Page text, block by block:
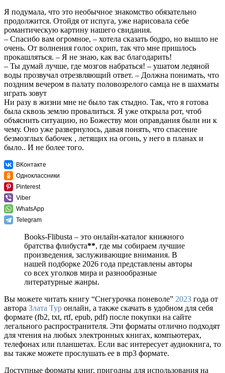
Я подумала, что это необычное знакомство обязательно
продолжится. Отойдя от испуга, уже нарисовала себе
романтическую картину нашего свидания.
– Спасибо вам огромное, – хотела сказать бодро, но вышло не
очень. От волнения голос охрип, так что мне пришлось
прокашляться. – Я не знаю, как вас благодарить!
– Ты думай лучше, где мозгов набраться! – ушатом ледяной
воды прозвучал отрезвляющий ответ. – Должна понимать, что
поздним вечером в палату половозрелого самца не в шахматы
играть зовут
Ни разу в жизни мне не было так стыдно. Так, что я готова
была сквозь землю провалиться. Я уже открыла рот, чтоб
объяснить ситуацию, но Божеству мои оправдания были ни к
чему. Оно уже развернулось, давая понять, что спасение
безмозглых бабочек , летящих на огонь, у него в планах и
было.. И не более того.
ВКонтакте
Одноклассники
Pinterest
Viber
WhatsApp
Telegram
Books-Flibusta – это онлайн-каталог книжного
братства флибуста**, где мы собираем лучшие
произведения, заслуживающие внимания. В
нашей подборке 2026 года представлены авторы
со всех уголков мира и разнообразные
литературные жанры.
Вы можете читать книгу “Снегурочка поневоле” 2023 года от
автора Злата Тур онлайн, а также скачать в удобном для себя
формате (fb2, txt, rtf, epub, pdf) после покупки на сайте
легального распространителя. Эти форматы отлично подходят
для чтения на любых электронных книгах, компьютерах,
телефонах или планшетах. Если вас интересует аудиокнига, то
вы также можете прослушать ее в mp3 формате.
Доступные форматы книг, пригодны для использования на